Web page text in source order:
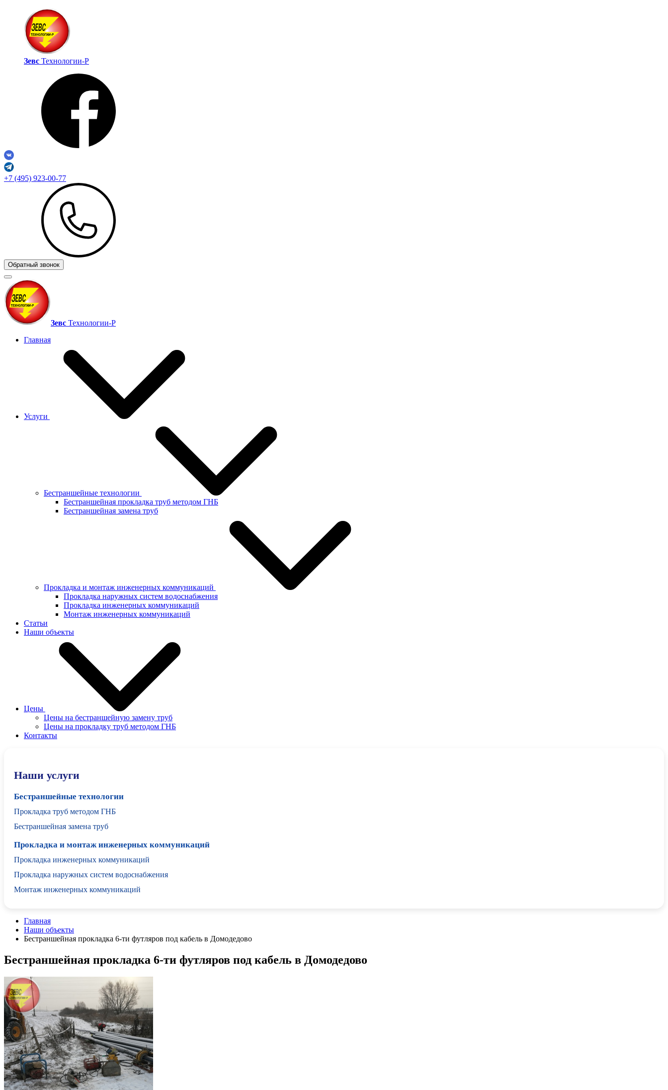
Зевс Технологии‑Р
+7 (495) 923-00-77
Обратный звонок
Зевс Технологии‑Р
Главная
Услуги
Бестраншейные технологии
Бестраншейная прокладка труб методом ГНБ
Бестраншейная замена труб
Прокладка и монтаж инженерных коммуникаций
Прокладка наружных систем водоснабжения
Прокладка инженерных коммуникаций
Монтаж инженерных коммуникаций
Статьи
Наши объекты
Цены
Цены на бестраншейную замену труб
Цены на прокладку труб методом ГНБ
Контакты
Наши услуги
Бестраншейные технологии
Прокладка труб методом ГНБ
Бестраншейная замена труб
Прокладка и монтаж инженерных коммуникаций
Прокладка инженерных коммуникаций
Прокладка наружных систем водоснабжения
Монтаж инженерных коммуникаций
Главная
Наши объекты
Бестраншейная прокладка 6-ти футляров под кабель в Домодедово
Бестраншейная прокладка 6-ти футляров под кабель в Домодедово